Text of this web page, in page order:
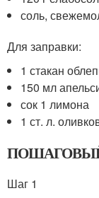
соль,
Для заправки:
1 стакан
150 мл
сок 1 лимона
1 ст. л.
Шаг 1